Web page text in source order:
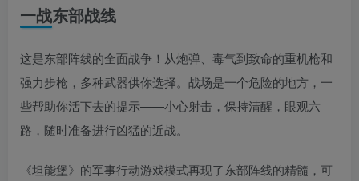
一战东部战线
这是东部阵线的全面战争！从炮弹、毒气到致命的重机枪和
强力步枪，多种武器供你选择。战场是一个危险的地方，一
些帮助你活下去的提示——小心射击，保持清醒，眼观六
路，随时准备进行凶猛的近战。
《坦能堡》的军事行动游戏模式再现了东部阵线的精髓，可